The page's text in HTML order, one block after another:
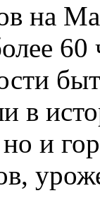
на
60
в
и